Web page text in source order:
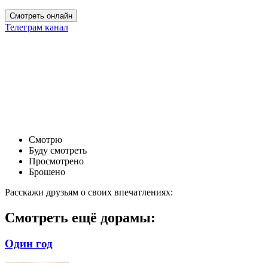
Смотреть онлайн
Телеграм канал
Смотрю
Буду смотреть
Просмотрено
Брошено
Расскажи друзьям о своих впечатлениях:
Смотреть ещё дорамы:
Один год